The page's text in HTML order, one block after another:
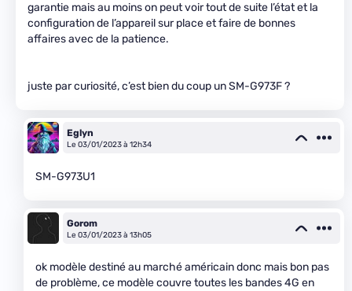
garantie mais au moins on peut voir tout de suite l’état et la
configuration de l’appareil sur place et faire de bonnes
affaires avec de la patience.
juste par curiosité, c’est bien du coup un SM-G973F ?
Eglyn
Le 03/01/2023 à 12h34
SM-G973U1
Gorom
Le 03/01/2023 à 13h05
ok modèle destiné au marché américain donc mais bon pas
de problème, ce modèle couvre toutes les bandes 4G en